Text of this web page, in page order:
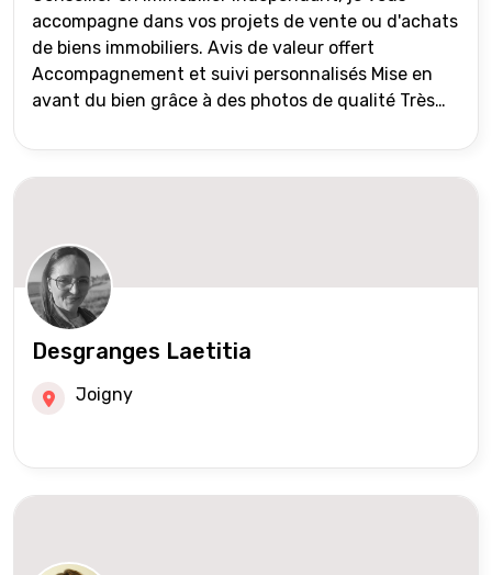
accompagne dans vos projets de vente ou d'achats
de biens immobiliers. Avis de valeur offert
Accompagnement et suivi personnalisés Mise en
avant du bien grâce à des photos de qualité Très
international) Validation du financement des
acquéreurs auprès de partenaires financiers
réseau Iad France et Iad Deutschland Inter agence
Desgranges Laetitia
Joigny